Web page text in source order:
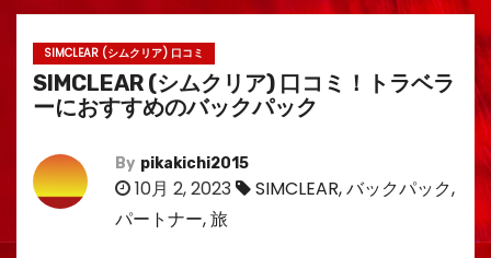
SIMCLEAR (シムクリア) 口コミ
SIMCLEAR (シムクリア) 口コミ！トラベラ
ーにおすすめのバックパック
By pikakichi2015
10月 2, 2023 SIMCLEAR,バックパック,
パートナー,旅